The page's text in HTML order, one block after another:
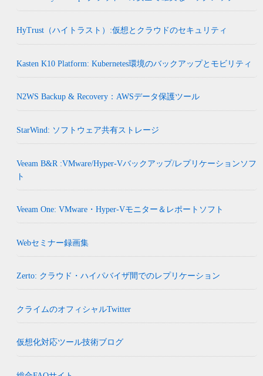
HyTrust（ハイトラスト）:仮想とクラウドのセキュリティ
Kasten K10 Platform: Kubernetes環境のバックアップとモビリティ
N2WS Backup & Recovery：AWSデータ保護ツール
StarWind: ソフトウェア共有ストレージ
Veeam B&R :VMware/Hyper-Vバックアップ/レプリケーションソフ
ト
Veeam One: VMware・Hyper-Vモニター＆レポートソフト
Webセミナー録画集
Zerto: クラウド・ハイパバイザ間でのレプリケーション
クライムのオフィシャルTwitter
仮想化対応ツール技術ブログ